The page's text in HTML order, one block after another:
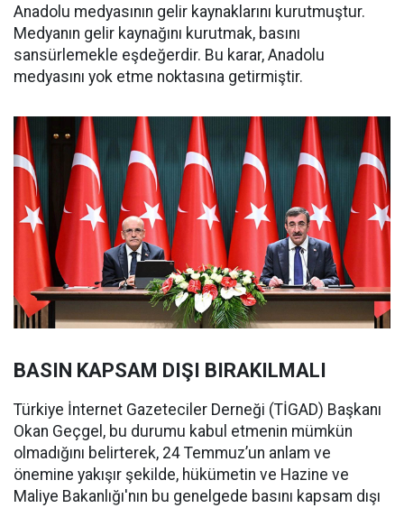
Anadolu medyasının gelir kaynaklarını kurutmuştur.
Medyanın gelir kaynağını kurutmak, basını
sansürlemekle eşdeğerdir. Bu karar, Anadolu
medyasını yok etme noktasına getirmiştir.
BASIN KAPSAM DIŞI BIRAKILMALI
Türkiye İnternet Gazeteciler Derneği (TİGAD) Başkanı
Okan Geçgel, bu durumu kabul etmenin mümkün
olmadığını belirterek, 24 Temmuz’un anlam ve
önemine yakışır şekilde, hükümetin ve Hazine ve
Maliye Bakanlığı'nın bu genelgede basını kapsam dışı